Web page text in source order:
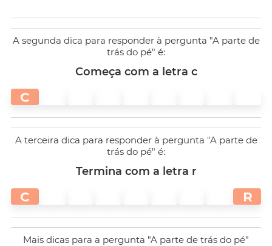
A segunda dica para responder à pergunta "A parte de
trás do pé" é:
Começa com a letra c
C
A terceira dica para responder à pergunta "A parte de
trás do pé" é:
Termina com a letra r
C R
Mais dicas para a pergunta "A parte de trás do pé"